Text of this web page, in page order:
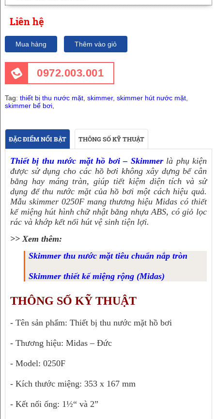
Liên hệ
Mua hàng Thêm vào giỏ
0972.003.001
Tag: thiết bị thu nước mặt skimmer, skimmer hút nước mặt
skimmer bể bơi
ĐẶC ĐIỂM NỔI BẬT THÔNG SỐ KỸ THUẬT
Thiết bị thu nước mặt hồ bơi – Skimmerlà phụ kiện
được sử dụng cho các hồ bơi không xây dựng bể cân
bằng hay máng tràn, giúp tiết kiệm diện tích và sử
dụng để thu nước mặt của hồ bơi một cách hiệu quả.
Mẫu skimmer 0250F mang thương hiệu Midas có thiết
kế miệng hút hình chữ nhật bằng nhựa ABS, có giỏ lọc
rác và khớp kết nối hút vệ sinh tiện lợi.
>> Xem thêm:
Skimmer thu nước mặt tiêu chuẩn nắp tròn
Skimmer thiết kế miệng rộng (Midas)
THÔNG SỐ KỸ THUẬT
- Tên sản phẩm: Thiết bị thu nước mặt hồ bơi
- Thương hiệu: Midas – Đức
- Model: 0250F
- Kích thước miệng: 353 x 167 mm
- Kết nối ống: 1½“ và 2”